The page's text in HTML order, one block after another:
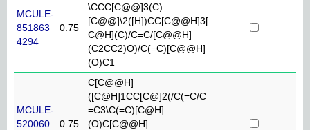
MCULE-
851863
4294
0.75
\CCC[C@@]3(C)
[C@@]\2([H])CC[C@@H]3[
C@H](C)/C=C/[C@@H]
(C2CC2)O)/C(=C)[C@@H]
(O)C1
MCULE-
520060
0.75
C[C@@H]
([C@H]1CC[C@]2(/C(=C/C
=C3\C(=C)[C@H]
(O)C[C@@H]